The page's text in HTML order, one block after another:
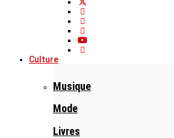
Culture
Musique
Mode
Livres